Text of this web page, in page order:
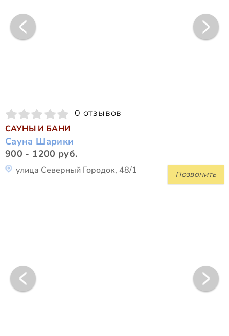
0 отзывов
САУНЫ И БАНИ
Сауна Шарики
900 - 1200 руб.
Позвонить
улица Северный Городок, 48/1